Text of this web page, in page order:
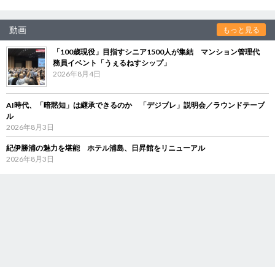
動画 もっと見る
「100歳現役」目指すシニア1500人が集結 マンション管理代
務員イベント「うぇるねすシップ」
2026年8月4日
AI時代、「暗黙知」は継承できるのか 「デジブレ」説明会／ラウンドテーブ
ル
2026年8月3日
紀伊勝浦の魅力を堪能 ホテル浦島、日昇館をリニューアル
2026年8月3日